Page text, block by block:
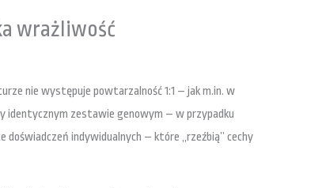
wrażliwość
nie występuje powtarzalność 1:1 – jak m.in. w
identycznym zestawie genowym – w przypadku
indywidualnych – które „rzeźbią” cechy